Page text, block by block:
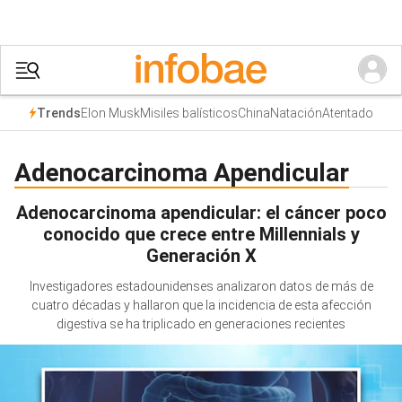
TrendsElon MuskMisiles balísticosChinaNataciónAtentado
Adenocarcinoma Apendicular
Adenocarcinoma apendicular: el cáncer poco
conocido que crece entre Millennials y
Generación X
Investigadores estadounidenses analizaron datos de más de
cuatro décadas y hallaron que la incidencia de esta afección
digestiva se ha triplicado en generaciones recientes